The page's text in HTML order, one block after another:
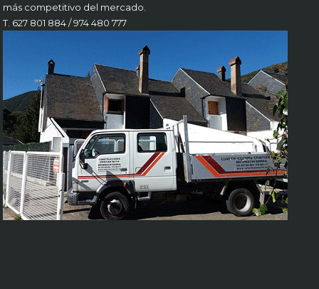
más competitivo del mercado.
T. 627 801 884 / 974 480 777